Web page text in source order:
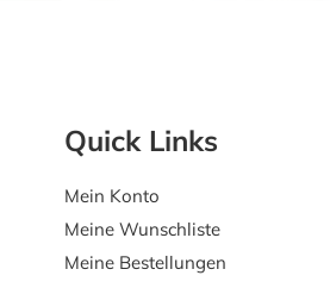
Quick Links
Mein Konto
Meine Wunschliste
Meine Bestellungen